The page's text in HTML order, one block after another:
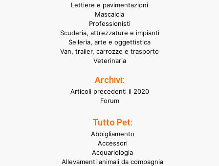
Lettiere e pavimentazioni
Mascalcia
Professionisti
Scuderia, attrezzature e impianti
Selleria, arte e oggettistica
Van, trailer, carrozze e trasporto
Veterinaria
Archivi:
Articoli precedenti il 2020
Forum
Tutto Pet:
Abbigliamento
Accessori
Acquariologia
Allevamenti animali da compagnia